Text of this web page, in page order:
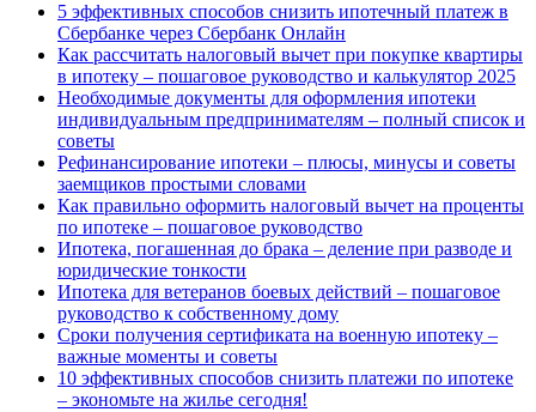
5 эффективных способов снизить ипотечный платеж в
Сбербанке через Сбербанк Онлайн
Как рассчитать налоговый вычет при покупке квартиры
в ипотеку – пошаговое руководство и калькулятор 2025
Необходимые документы для оформления ипотеки
индивидуальным предпринимателям – полный список и
советы
Рефинансирование ипотеки – плюсы, минусы и советы
заемщиков простыми словами
Как правильно оформить налоговый вычет на проценты
по ипотеке – пошаговое руководство
Ипотека, погашенная до брака – деление при разводе и
юридические тонкости
Ипотека для ветеранов боевых действий – пошаговое
руководство к собственному дому
Сроки получения сертификата на военную ипотеку –
важные моменты и советы
10 эффективных способов снизить платежи по ипотеке
– экономьте на жилье сегодня!